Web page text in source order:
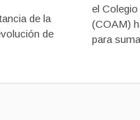
de la
de
el
(COAM)
para